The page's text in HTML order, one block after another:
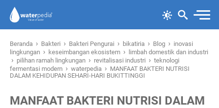
Beranda › Bakteri › Bakteri Pengurai › bikatiria › Blog › inovasi
lingkungan › keseimbangan ekosistem › limbah domestik dan industri
› pilihan ramah lingkungan › revitalisasi industri › teknologi
fermentasi modern › waterpedia › MANFAAT BAKTERI NUTRISI
DALAM KEHIDUPAN SEHARI-HARI BUKITTINGGI
MANFAAT BAKTERI NUTRISI DALAM